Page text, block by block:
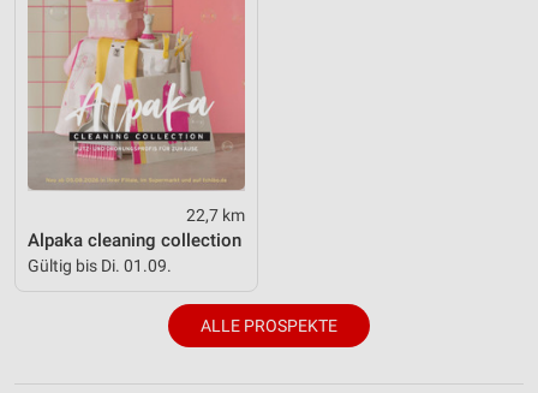
22,7 km
Alpaka cleaning collection
Gültig bis Di. 01.09.
ALLE PROSPEKTE